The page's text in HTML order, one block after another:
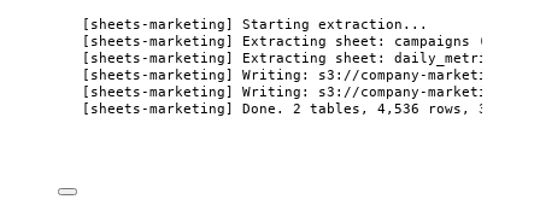
[sheets-marketing] Starting extraction...
[sheets-marketing] Extracting sheet: campaigns (156
[sheets-marketing] Extracting sheet: daily_metrics
[sheets-marketing] Writing: s3://company-marketing/raw/
[sheets-marketing] Writing: s3://company-marketing/
[sheets-marketing] Done. 2 tables, 4,536 rows, 3.2s